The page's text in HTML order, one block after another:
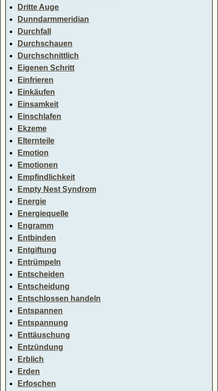
Dritte Auge
Dunndarmmeridian
Durchfall
Durchschauen
Durchschnittlich
Eigenen Schritt
Einfrieren
Einkäufen
Einsamkeit
Einschlafen
Ekzeme
Elternteile
Emotion
Emotionen
Empfindlichkeit
Empty Nest Syndrom
Energie
Energiequelle
Engramm
Entbinden
Entgiftung
Entrümpeln
Entscheiden
Entscheidung
Entschlossen handeln
Entspannen
Entspannung
Enttäuschung
Entzündung
Erblich
Erden
Erfoschen